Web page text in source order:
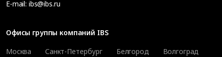
E-mail: ibs@ibs.ru
Офисы группы компаний IBS
Москва
Санкт-Петербург Белгород
Волгоград